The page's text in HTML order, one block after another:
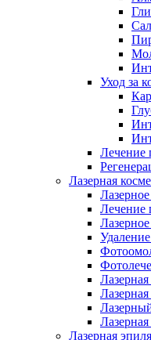
Уход за
Лечение
Лазерная
Лечение
Лазерная